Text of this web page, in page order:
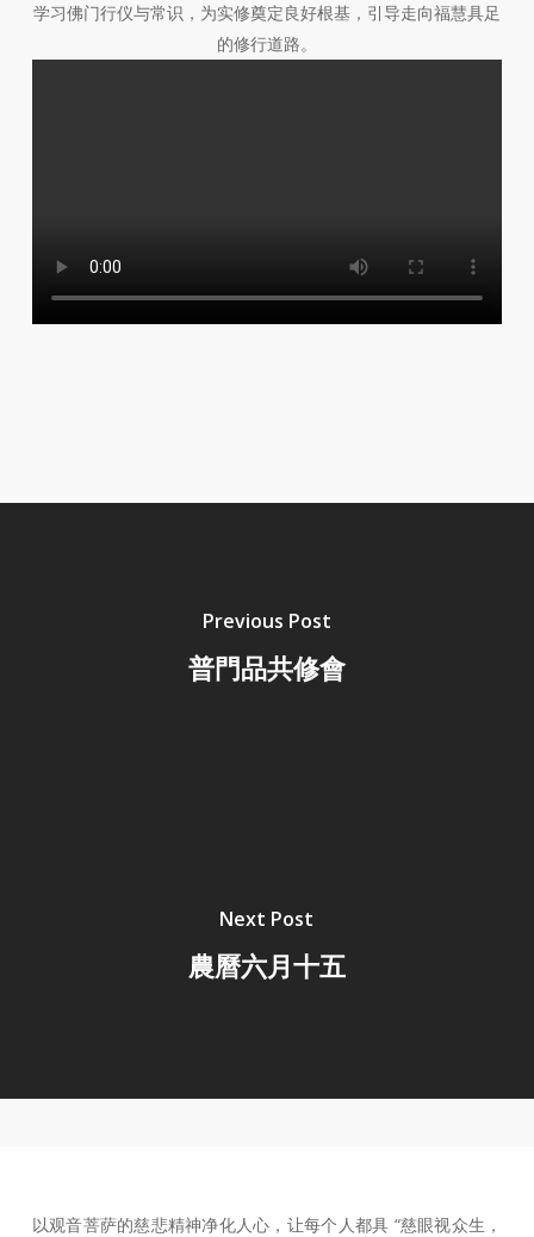
学习佛门行仪与常识，为实修奠定良好根基，引导走向福慧具足
的修行道路。
Previous Post
普門品共修會
Next Post
農曆六月十五
以观音菩萨的慈悲精神净化人心，让每个人都具 “慈眼视众生，